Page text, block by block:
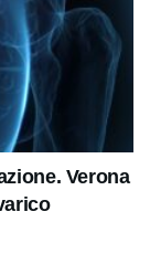
Verona